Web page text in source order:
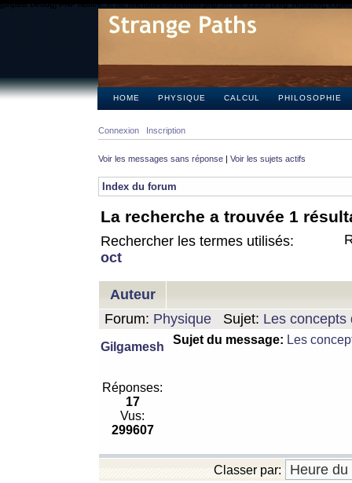
[phpBB Debug] PHP Notice: in file/includes/functions.phpon line2355:preg_replace()
HOME PHYSIQUE CALCUL PHILOSOPHIE
Connexion Inscription
Voir les messages sans réponse | Voir les sujets actifs
Index du forum
La recherche a trouvée 1
Rechercher les termes utilisés:
oct
Auteur
Forum: Physique Sujet: Les concepts
Gilgamesh
Sujet du message: Les
Réponses:
17
Vus:
299607
Classer par: